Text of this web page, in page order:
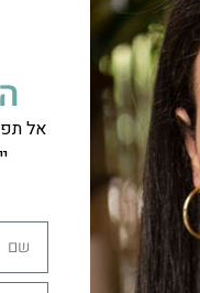
אלו כאשר יהונתן בכורי
עוד »
אל